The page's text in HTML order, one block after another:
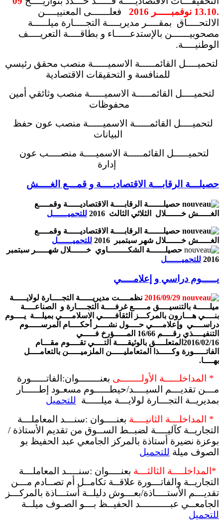
.13.10 نوفمبـــــر
2016
فعلــــــى المعنييــــن
الالتحــــاق بمقــــر مديريــــة التجــــارة ميلـــــة
مصحوبيــــــن بالإستدعـــــاء و بطاقــــة التعريــــف
الوطنيــــة.
لتحميــــل القائمـــــة الاسميـــــة منصب محقق رئيسي
لتحميــــل القائمـــــة الاسميـــــة منصب وثائقي أمين
لتحميــــل القائمـــــة الاسميـــــة منصب عون حفظ
لتحميـــــل القائمـــــة الاسميــــة منصــــب عون
حصيلـــة الرقابـــة الاقتصاديــــة و قمـــع الغــــش
حصيلــــــة الرقابــــة الاقتصاديـــــة وقمــــع
الغـــــش خــــــلال الثلاثي الثالث 2016
للتحميــــــل
حصيلــــــة الرقابــــة الاقتصاديـــــة وقمــــع
الغـــــش خــــــلال شهر سبتمبر 2016
للتحميــــــل
حصيلــــــة الشكــــــــاوي خــــــلال شهـــــر سبتمبر
2016 للتحميــــــل
يـــــوم دراسي و إعلامــــي
نظمــــت مديريـــــة التجــــارة لولايـــــة
ميلـــــة بالتنسيــــق مـــــع غرفــــة التجــــارة و الصناعــــة
بنــــي هـــارون بالمركـــز الثقافـــــي الاسلامــــي بميلـــة يــــوم
دراســــي وإعلامــــي حــــول نشــــر أحكــــام المرســـــوم
التنفيــــذي رقــــم 16/66 المـــــؤرخ فـــــي
2016/02/16المتعلــــق بالوثيقــــة التــــي تقــــوم مقـــام
الفاتـــــورة وكـــــذا المتعامليـــــن الملزميـــــن بالتعامــــل
بهــــا.
* المداخلـــــة الأولـــــــى بعنـــــــوان:الفاتـــــورة
مـــن تقديـــم السيــــد/حيطـــــوم مسعـود إطـــــار
بمديريــة التجـــارة لولايـــة ميلـــــة للتحميل
*
المداخلـــة الثانيــــة بعنــــوان :سنـــد المعاملـــة
التجاريــة كآليــــة لضبــط الســوق من تقديم الأستاذة /
بوعزة نضيرة أستاذة بالمركز الجامعي عبد الحفيظ بو
الصوف ميلة للتحميل
* المداخلــــة الثالثـــة بعنــــوان :سنــــد المعاملـــة
التجاريــة والفاتـــورة علاقــة تكامــل أم تصــادم مـــن
تقديـــم الأستــــاذة/بعـــوش دليلــة أستـــاذة بالمركـــز
الجامعــي عبــــــــــد الحفيــظ بـــو الصـوف ميلــة
للتحميل